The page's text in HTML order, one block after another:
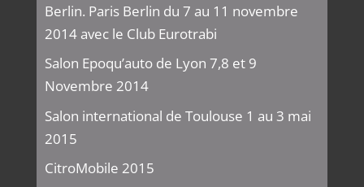
Berlin. Paris Berlin du 7 au 11 novembre
2014 avec le Club Eurotrabi
Salon Epoqu’auto de Lyon 7,8 et 9
Novembre 2014
Salon international de Toulouse 1 au 3 mai
2015
CitroMobile 2015